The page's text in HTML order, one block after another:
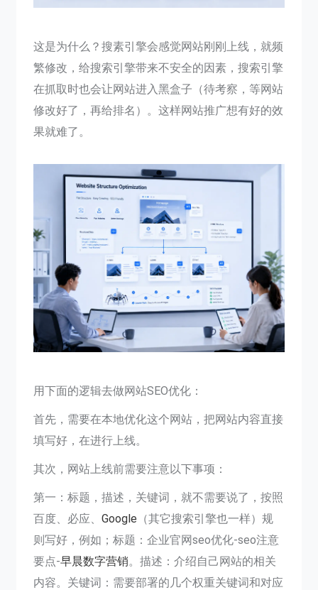
这是为什么？搜素引擎会感觉网站刚刚上线，就频
繁修改，给搜索引擎带来不安全的因素，搜索引擎
在抓取时也会让网站进入黑盒子（待考察，等网站
修改好了，再给排名）。这样网站推广想有好的效
果就难了。
用下面的逻辑去做网站SEO优化：
首先，需要在本地优化这个网站，把网站内容直接
填写好，在进行上线。
其次，网站上线前需要注意以下事项：
第一：标题，描述，关键词，就不需要说了，按照
百度、必应、Google （其它搜索引擎也一样）规
则写好，例如；标题：企业官网seo优化-seo注意
要点-早晨数字营销。描述：介绍自己网站的相关
内容。关键词：需要部署的几个权重关键词和对应